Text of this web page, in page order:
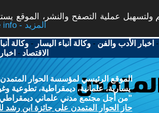
عملية التصفح والنشر، الموقع
More info - المزيد
- اخبار الأدب والفن -وكالة أنباء اليسار -وكالة
الاقتصاد -
الموقع الرئيسي لمؤسسة الحوار المتمدن
يسارية، علمانية، ديمقراطية، تطوعية
"من أجل مجتمع مدني علماني ديمقراطي
حاز الحوار المتمدن على جائزة ابن رشد